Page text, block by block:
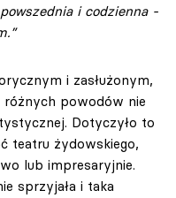
i codzienna -
i zasłużonym,
różnych powodów nie
Dotyczyło to
teatru żydowskiego,
lub impresaryjnie.
sprzyjała i taka